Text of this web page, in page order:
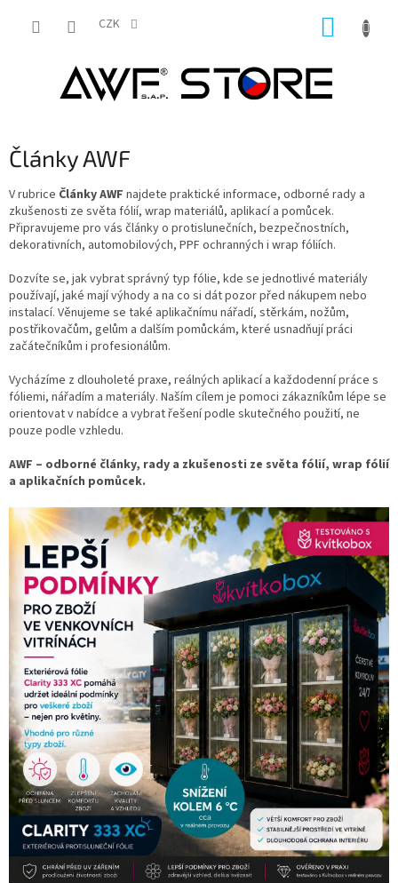
CZK
Články AWF
V rubrice Články AWF najdete praktické informace, odborné rady a
zkušenosti ze světa fólií, wrap materiálů, aplikací a pomůcek.
Připravujeme pro vás články o protislunečních, bezpečnostních,
dekorativních, automobilových, PPF ochranných i wrap fóliích.
Dozvíte se, jak vybrat správný typ fólie, kde se jednotlivé materiály
používají, jaké mají výhody a na co si dát pozor před nákupem nebo
instalací. Věnujeme se také aplikačnímu nářadí, stěrkám, nožům,
postřikovačům, gelům a dalším pomůckám, které usnadňují práci
začátečníkům i profesionálům.
Vycházíme z dlouholeté praxe, reálných aplikací a každodenní práce s
fóliemi, nářadím a materiály. Naším cílem je pomoci zákazníkům lépe se
orientovat v nabídce a vybrat řešení podle skutečného použití, ne
pouze podle vzhledu.
AWF – odborné články, rady a zkušenosti ze světa fólií, wrap fólií
a aplikačních pomůcek.
V
p
á
k
ů